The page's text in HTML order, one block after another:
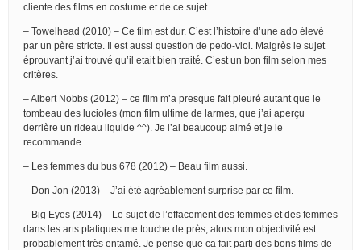
cliente des films en costume et de ce sujet.
– Towelhead (2010) – Ce film est dur. C’est l’histoire d’une ado élevé
par un père stricte. Il est aussi question de pedo-viol. Malgrès le sujet
éprouvant j’ai trouvé qu’il etait bien traité. C’est un bon film selon mes
critères.
– Albert Nobbs (2012) – ce film m’a presque fait pleuré autant que le
tombeau des lucioles (mon film ultime de larmes, que j’ai aperçu
derrière un rideau liquide ^^). Je l’ai beaucoup aimé et je le
recommande.
– Les femmes du bus 678 (2012) – Beau film aussi.
– Don Jon (2013) – J’ai été agréablement surprise par ce film.
– Big Eyes (2014) – Le sujet de l’effacement des femmes et des femmes
dans les arts platiques me touche de près, alors mon objectivité est
probablement très entamé. Je pense que ca fait parti des bons films de